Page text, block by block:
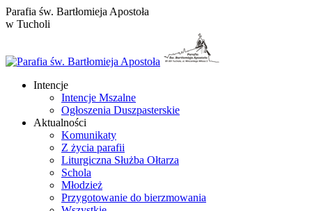
Przewiń
do
Parafia św. Bartłomieja Apostoła
w Tucholi
Intencje
Intencje Mszalne
Ogłoszenia Duszpasterskie
Aktualności
Komunikaty
Z życia parafii
Liturgiczna Służba Ołtarza
Schola
Młodzież
Przygotowanie do bierzmowania